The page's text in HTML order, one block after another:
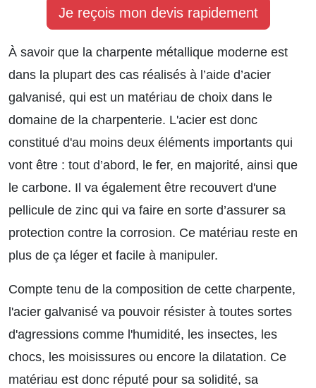
Je reçois mon devis rapidement
À savoir que la charpente métallique moderne est
dans la plupart des cas réalisés à l’aide d’acier
galvanisé, qui est un matériau de choix dans le
domaine de la charpenterie. L'acier est donc
constitué d'au moins deux éléments importants qui
vont être : tout d’abord, le fer, en majorité, ainsi que
le carbone. Il va également être recouvert d'une
pellicule de zinc qui va faire en sorte d’assurer sa
protection contre la corrosion. Ce matériau reste en
plus de ça léger et facile à manipuler.
Compte tenu de la composition de cette charpente,
l'acier galvanisé va pouvoir résister à toutes sortes
d'agressions comme l'humidité, les insectes, les
chocs, les moisissures ou encore la dilatation. Ce
matériau est donc réputé pour sa solidité, sa